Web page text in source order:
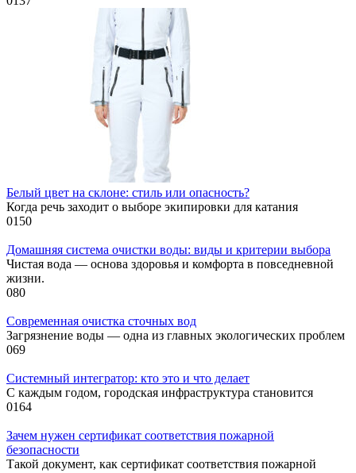
Белый цвет на склоне: стиль или опасность?
Когда речь заходит о выборе экипировки для катания
0150
Домашняя система очистки воды: виды и критерии выбора
Чистая вода — основа здоровья и комфорта в повседневной
жизни.
080
Современная очистка сточных вод
Загрязнение воды — одна из главных экологических проблем
069
Системный интегратор: кто это и что делает
С каждым годом, городская инфраструктура становится
0164
Зачем нужен сертификат соответствия пожарной
безопасности
Такой документ, как сертификат соответствия пожарной